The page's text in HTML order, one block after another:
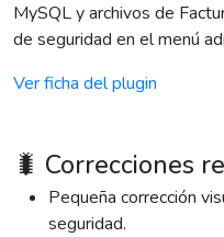
MySQL y archivos de
de seguridad en el menú
Ver ficha del plugin
🐛 Correcciones
Pequeña corrección
seguridad.